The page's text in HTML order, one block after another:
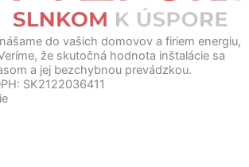
do vašich domovov a firiem energiu,
že skutočná hodnota inštalácie sa
a jej bezchybnou prevádzkou.
SK2122036411